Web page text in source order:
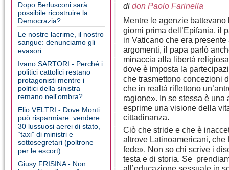
Dopo Berlusconi sarà
possibile ricostruire la
Democrazia?
Le nostre lacrime, il nostro
sangue: denunciamo gli
evasori
Ivano SARTORI - Perché i
politici cattolici restano
protagonisti mentre i
politici della sinistra
remano nell'ombra?
Elio VELTRI - Dove Monti
può risparmiare: vendere
30 lussuosi aerei di stato,
“taxi” di ministri e
sottosegretari (poltrone
per le escort)
Giusy FRISINA - Non
di don Paolo Farinella
Mentre le agenzie
giorni prima dell’Epifania, il
in Vaticano che era
argomenti, il papa parlò
minaccia alla libertà
dove è imposta la
che trasmettono concezioni
che in realtà riflettono
ragione». In se stessa è una
esprime una visione della
cittadinanza.
Ciò che stride e che è
altrove Latinoamericani,
fede». Non so chi scrive i
testa e di storia. Se